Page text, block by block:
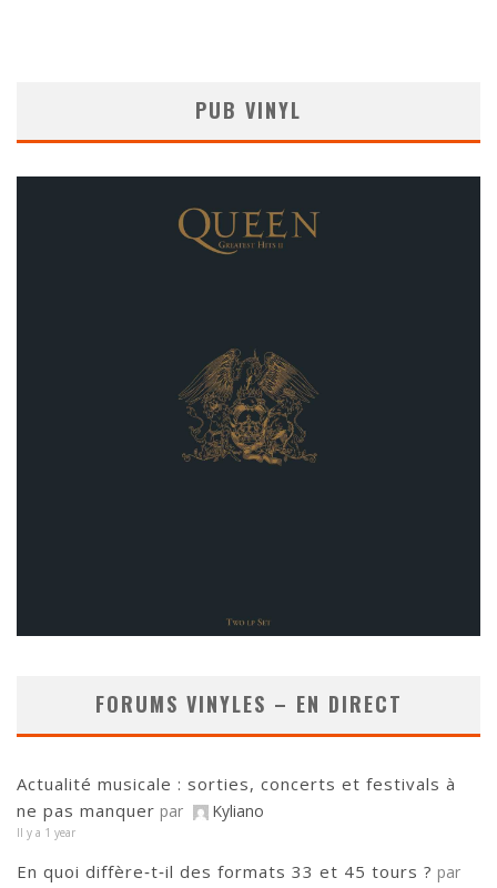
PUB VINYL
FORUMS VINYLES – EN DIRECT
Actualité musicale : sorties, concerts et festivals à
ne pas manquer par Kyliano
Il y a 1 year
En quoi diffère‑t‑il des formats 33 et 45 tours ? par